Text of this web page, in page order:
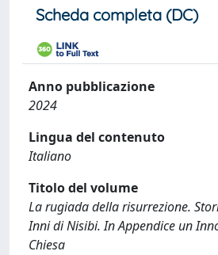
Scheda completa (DC)
Anno pubblicazione
2024
Lingua del contenuto
Italiano
Titolo del volume
La rugiada della risurrezione.
Inni di Nisibi. In Appendice un
Chiesa